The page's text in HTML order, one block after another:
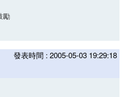
勵
發表時間 : 2005-05-03 19:29:18